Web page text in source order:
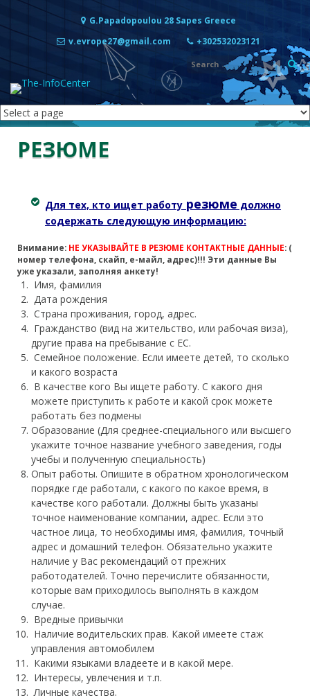
Перейти к содержимому
G.Papadopoulou 28 Sapes Greece
v.evrope27@gmail.com
+302532023121
Для тех, кто ищет работу резюме должно
содержать следующую информацию:
Внимание: НЕ УКАЗЫВАЙТЕ В РЕЗЮМЕ КОНТАКТНЫЕ ДАННЫЕ: (
номер телефона, скайп, е-майл, адрес)!!! Эти данные Вы
уже указали, заполняя анкету!
Имя, фамилия
Дата рождения
Страна проживания, город, адрес.
Гражданство (вид на жительство, или рабочая виза),
другие права на пребывание с ЕС.
Семейное положение. Если имеете детей, то сколько
и какого возраста
В качестве кого Вы ищете работу. С какого дня
можете приступить к работе и какой срок можете
работать без подмены
Образование (Для среднее-специального или высшего
укажите точное название учебного заведения, годы
учебы и полученную специальность)
Опыт работы. Опишите в обратном хронологическом
порядке где работали, с какого по какое время, в
качестве кого работали. Должны быть указаны
точное наименование компании, адрес. Если это
частное лица, то необходимы имя, фамилия, точный
адрес и домашний телефон. Обязательно укажите
наличие у Вас рекомендаций от прежних
работодателей. Точно перечислите обязанности,
которые вам приходилось выполнять в каждом
случае.
Вредные привычки
Наличие водительских прав. Какой имеете стаж
управления автомобилем
Какими языками владеете и в какой мере.
Интересы, увлечения и т.п.
Личные качества.